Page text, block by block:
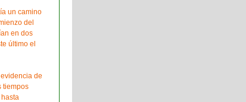
un camino
del
en dos
último el
de
tiempos